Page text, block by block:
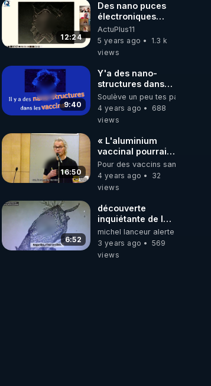
12:24
Des nano puces
électroniques
dans les vaccins
Observations
microscope
ActuPlus11
5 years ago
1.3 k
views
9:40
Y'a des nano-
structures dans
les vaccins anti
coronavirus et
COVID de Pfizer
Soulève un peu tes paupières
4 years ago
688
views
16:50
« L'aluminium
vaccinal pourrait
provoquer des
dysfonctionnements
cérébraux » (Pr
Pour des vaccins sans
4 years ago
32
views
6:52
découverte
inquiétante de la
quinta columna
dans une goute
de sang d une
michel lanceur alerte
3 years ago
569
views